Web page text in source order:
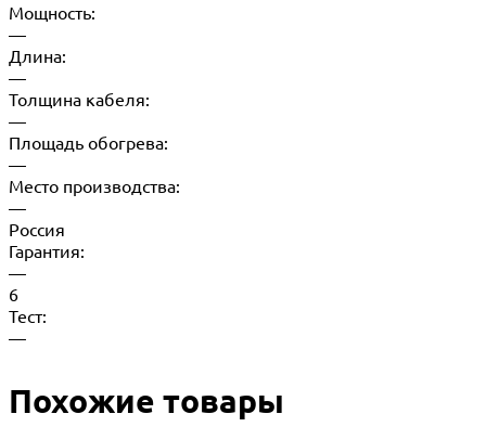
Мощность:
—
Длина:
—
Толщина кабеля:
—
Площадь обогрева:
—
Место производства:
—
Россия
Гарантия:
—
6
Тест:
—
Похожие товары